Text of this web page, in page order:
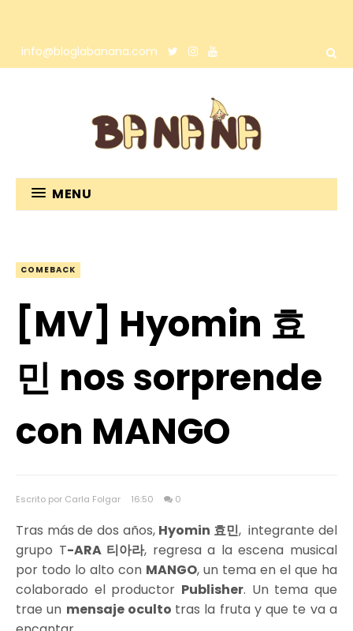
info@bloglabanana.com
MENU
COMEBACK
[MV] Hyomin 효
민 nos sorprende
con MANGO
Escrito por Carla Folgar 16:50 0
Tras más de dos años, Hyomin 효민, integrante del
grupo T-ARA 티아라, regresa a la escena musical
por todo lo alto con MANGO, un tema en el que ha
colaborado el productor Publisher. Un tema que
trae un mensaje oculto tras la fruta y que te va a